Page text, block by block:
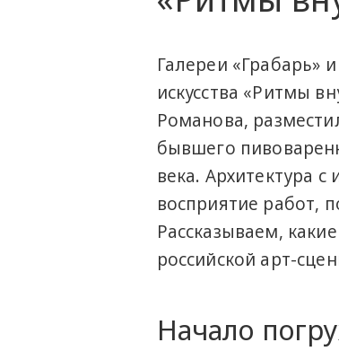
Галереи «Грабарь»
искусства «Ритмы
Романова,
бывшего
века. Архитектура
восприятие работ,
Рассказываем,
российской арт-
Начало